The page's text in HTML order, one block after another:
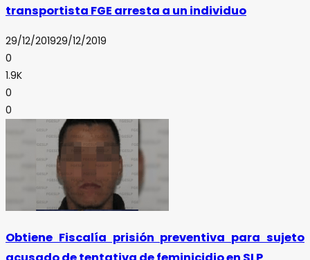
transportista FGE arresta a un individuo
29/12/201929/12/2019
0
1.9K
0
0
Obtiene Fiscalía prisión preventiva para sujeto